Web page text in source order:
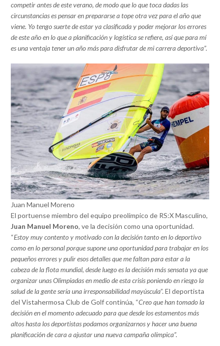
competir antes de este verano, de modo que lo que toca dadas las
circunstancias es pensar en prepararse a tope otra vez para el año que
viene. Yo tengo suerte de estar ya clasificada y poder mejorar los errores
de este año en lo que a planificación y logística se refiere, así que para mí
es una ventaja tener un año más para disfrutar de mi carrera deportiva”.
Juan Manuel Moreno
El portuense miembro del equipo preolímpico de RS:X Masculino,
Juan Manuel Moreno, ve la decisión como una oportunidad.
“Estoy muy contento y motivado con la decisión tanto en lo deportivo
como en lo personal porque supone una oportunidad para trabajar en los
pequeños errores y pulir esos detalles que me faltan para estar a la
cabeza de la flota mundial, desde luego es la decisión más sensata ya que
organizar unas Olimpiadas en medio de esta crisis poniendo en riesgo la
salud de la gente sería una irresponsabilidad mayúscula”. El deportista
del Vistahermosa Club de Golf continúa, “Creo que han tomado la
decisión en el momento adecuado para que desde los estamentos más
altos hasta los deportistas podamos organizarnos y hacer una buena
planificación de cara a ajustar una nueva campaña olímpica”.